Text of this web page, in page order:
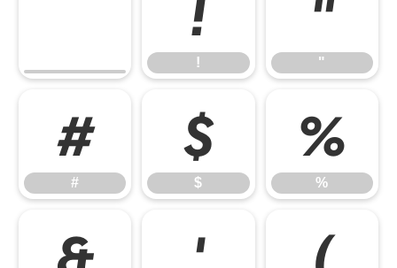
! "
#
#
$
$
%
%